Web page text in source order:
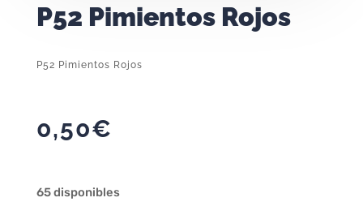
P52 Pimientos Rojos
P52 Pimientos Rojos
0,50€
65 disponibles